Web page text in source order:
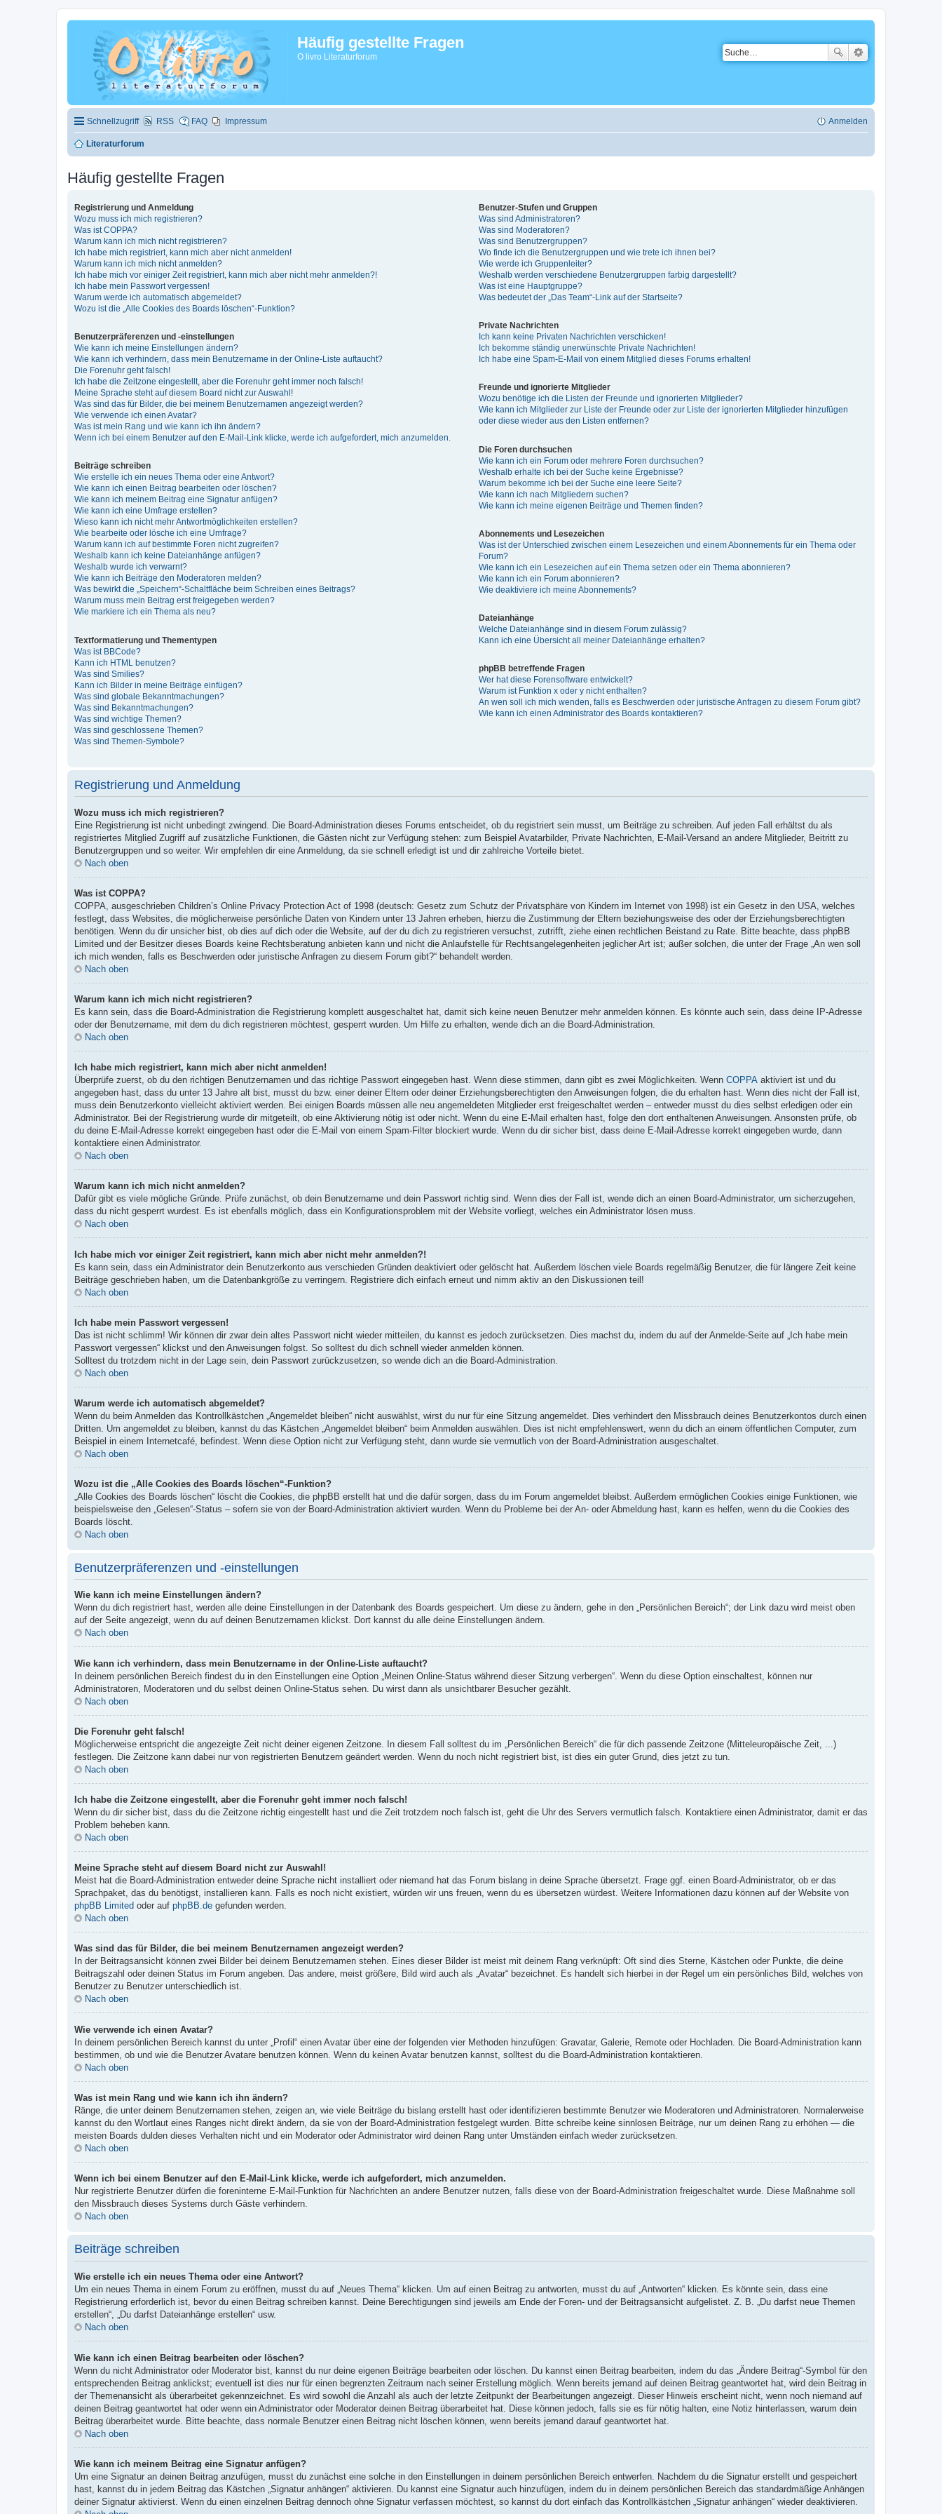
Häufig gestellte Fragen
O livro Literaturforum
Schnellzugriff RSS FAQ Impressum Anmelden
Literaturforum
Häufig gestellte Fragen
Registrierung und Anmeldung
Wozu muss ich mich registrieren?
Was ist COPPA?
Warum kann ich mich nicht registrieren?
Ich habe mich registriert, kann mich aber nicht anmelden!
Warum kann ich mich nicht anmelden?
Ich habe mich vor einiger Zeit registriert, kann mich aber nicht mehr anmelden?!
Ich habe mein Passwort vergessen!
Warum werde ich automatisch abgemeldet?
Wozu ist die „Alle Cookies des Boards löschen“-Funktion?
Benutzerpräferenzen und -einstellungen
Wie kann ich meine Einstellungen ändern?
Wie kann ich verhindern, dass mein Benutzername in der Online-Liste auftaucht?
Die Forenuhr geht falsch!
Ich habe die Zeitzone eingestellt, aber die Forenuhr geht immer noch falsch!
Meine Sprache steht auf diesem Board nicht zur Auswahl!
Was sind das für Bilder, die bei meinem Benutzernamen angezeigt werden?
Wie verwende ich einen Avatar?
Was ist mein Rang und wie kann ich ihn ändern?
Wenn ich bei einem Benutzer auf den E-Mail-Link klicke, werde ich aufgefordert, mich anzumelden.
Beiträge schreiben
Wie erstelle ich ein neues Thema oder eine Antwort?
Wie kann ich einen Beitrag bearbeiten oder löschen?
Wie kann ich meinem Beitrag eine Signatur anfügen?
Wie kann ich eine Umfrage erstellen?
Wieso kann ich nicht mehr Antwortmöglichkeiten erstellen?
Wie bearbeite oder lösche ich eine Umfrage?
Warum kann ich auf bestimmte Foren nicht zugreifen?
Weshalb kann ich keine Dateianhänge anfügen?
Weshalb wurde ich verwarnt?
Wie kann ich Beiträge den Moderatoren melden?
Was bewirkt die „Speichern“-Schaltfläche beim Schreiben eines Beitrags?
Warum muss mein Beitrag erst freigegeben werden?
Wie markiere ich ein Thema als neu?
Textformatierung und Thementypen
Was ist BBCode?
Kann ich HTML benutzen?
Was sind Smilies?
Kann ich Bilder in meine Beiträge einfügen?
Was sind globale Bekanntmachungen?
Was sind Bekanntmachungen?
Was sind wichtige Themen?
Was sind geschlossene Themen?
Was sind Themen-Symbole?
Benutzer-Stufen und Gruppen
Was sind Administratoren?
Was sind Moderatoren?
Was sind Benutzergruppen?
Wo finde ich die Benutzergruppen und wie trete ich ihnen bei?
Wie werde ich Gruppenleiter?
Weshalb werden verschiedene Benutzergruppen farbig dargestellt?
Was ist eine Hauptgruppe?
Was bedeutet der „Das Team“-Link auf der Startseite?
Private Nachrichten
Ich kann keine Privaten Nachrichten verschicken!
Ich bekomme ständig unerwünschte Private Nachrichten!
Ich habe eine Spam-E-Mail von einem Mitglied dieses Forums erhalten!
Freunde und ignorierte Mitglieder
Wozu benötige ich die Listen der Freunde und ignorierten Mitglieder?
Wie kann ich Mitglieder zur Liste der Freunde oder zur Liste der ignorierten Mitglieder hinzufügen
oder diese wieder aus den Listen entfernen?
Die Foren durchsuchen
Wie kann ich ein Forum oder mehrere Foren durchsuchen?
Weshalb erhalte ich bei der Suche keine Ergebnisse?
Warum bekomme ich bei der Suche eine leere Seite?
Wie kann ich nach Mitgliedern suchen?
Wie kann ich meine eigenen Beiträge und Themen finden?
Abonnements und Lesezeichen
Was ist der Unterschied zwischen einem Lesezeichen und einem Abonnements für ein Thema oder
Forum?
Wie kann ich ein Lesezeichen auf ein Thema setzen oder ein Thema abonnieren?
Wie kann ich ein Forum abonnieren?
Wie deaktiviere ich meine Abonnements?
Dateianhänge
Welche Dateianhänge sind in diesem Forum zulässig?
Kann ich eine Übersicht all meiner Dateianhänge erhalten?
phpBB betreffende Fragen
Wer hat diese Forensoftware entwickelt?
Warum ist Funktion x oder y nicht enthalten?
An wen soll ich mich wenden, falls es Beschwerden oder juristische Anfragen zu diesem Forum gibt?
Wie kann ich einen Administrator des Boards kontaktieren?
Registrierung und Anmeldung
Wozu muss ich mich registrieren?
Eine Registrierung ist nicht unbedingt zwingend. Die Board-Administration dieses Forums entscheidet, ob du registriert sein musst, um Beiträge zu schreiben. Auf jeden Fall erhältst du als
registriertes Mitglied Zugriff auf zusätzliche Funktionen, die Gästen nicht zur Verfügung stehen: zum Beispiel Avatarbilder, Private Nachrichten, E-Mail-Versand an andere Mitglieder, Beitritt zu
Benutzergruppen und so weiter. Wir empfehlen dir eine Anmeldung, da sie schnell erledigt ist und dir zahlreiche Vorteile bietet.
Nach oben
Was ist COPPA?
COPPA, ausgeschrieben Children’s Online Privacy Protection Act of 1998 (deutsch: Gesetz zum Schutz der Privatsphäre von Kindern im Internet von 1998) ist ein Gesetz in den USA, welches
festlegt, dass Websites, die möglicherweise persönliche Daten von Kindern unter 13 Jahren erheben, hierzu die Zustimmung der Eltern beziehungsweise des oder der Erziehungsberechtigten
benötigen. Wenn du dir unsicher bist, ob dies auf dich oder die Website, auf der du dich zu registrieren versuchst, zutrifft, ziehe einen rechtlichen Beistand zu Rate. Bitte beachte, dass phpBB
Limited und der Besitzer dieses Boards keine Rechtsberatung anbieten kann und nicht die Anlaufstelle für Rechtsangelegenheiten jeglicher Art ist; außer solchen, die unter der Frage „An wen soll
ich mich wenden, falls es Beschwerden oder juristische Anfragen zu diesem Forum gibt?“ behandelt werden.
Nach oben
Warum kann ich mich nicht registrieren?
Es kann sein, dass die Board-Administration die Registrierung komplett ausgeschaltet hat, damit sich keine neuen Benutzer mehr anmelden können. Es könnte auch sein, dass deine IP-Adresse
oder der Benutzername, mit dem du dich registrieren möchtest, gesperrt wurden. Um Hilfe zu erhalten, wende dich an die Board-Administration.
Nach oben
Ich habe mich registriert, kann mich aber nicht anmelden!
Überprüfe zuerst, ob du den richtigen Benutzernamen und das richtige Passwort eingegeben hast. Wenn diese stimmen, dann gibt es zwei Möglichkeiten. Wenn COPPA aktiviert ist und du
angegeben hast, dass du unter 13 Jahre alt bist, musst du bzw. einer deiner Eltern oder deiner Erziehungsberechtigten den Anweisungen folgen, die du erhalten hast. Wenn dies nicht der Fall ist,
muss dein Benutzerkonto vielleicht aktiviert werden. Bei einigen Boards müssen alle neu angemeldeten Mitglieder erst freigeschaltet werden – entweder musst du dies selbst erledigen oder ein
Administrator. Bei der Registrierung wurde dir mitgeteilt, ob eine Aktivierung nötig ist oder nicht. Wenn du eine E-Mail erhalten hast, folge den dort enthaltenen Anweisungen. Ansonsten prüfe, ob
du deine E-Mail-Adresse korrekt eingegeben hast oder die E-Mail von einem Spam-Filter blockiert wurde. Wenn du dir sicher bist, dass deine E-Mail-Adresse korrekt eingegeben wurde, dann
kontaktiere einen Administrator.
Nach oben
Warum kann ich mich nicht anmelden?
Dafür gibt es viele mögliche Gründe. Prüfe zunächst, ob dein Benutzername und dein Passwort richtig sind. Wenn dies der Fall ist, wende dich an einen Board-Administrator, um sicherzugehen,
dass du nicht gesperrt wurdest. Es ist ebenfalls möglich, dass ein Konfigurationsproblem mit der Website vorliegt, welches ein Administrator lösen muss.
Nach oben
Ich habe mich vor einiger Zeit registriert, kann mich aber nicht mehr anmelden?!
Es kann sein, dass ein Administrator dein Benutzerkonto aus verschieden Gründen deaktiviert oder gelöscht hat. Außerdem löschen viele Boards regelmäßig Benutzer, die für längere Zeit keine
Beiträge geschrieben haben, um die Datenbankgröße zu verringern. Registriere dich einfach erneut und nimm aktiv an den Diskussionen teil!
Nach oben
Ich habe mein Passwort vergessen!
Das ist nicht schlimm! Wir können dir zwar dein altes Passwort nicht wieder mitteilen, du kannst es jedoch zurücksetzen. Dies machst du, indem du auf der Anmelde-Seite auf „Ich habe mein
Passwort vergessen“ klickst und den Anweisungen folgst. So solltest du dich schnell wieder anmelden können.
Solltest du trotzdem nicht in der Lage sein, dein Passwort zurückzusetzen, so wende dich an die Board-Administration.
Nach oben
Warum werde ich automatisch abgemeldet?
Wenn du beim Anmelden das Kontrollkästchen „Angemeldet bleiben“ nicht auswählst, wirst du nur für eine Sitzung angemeldet. Dies verhindert den Missbrauch deines Benutzerkontos durch einen
Dritten. Um angemeldet zu bleiben, kannst du das Kästchen „Angemeldet bleiben“ beim Anmelden auswählen. Dies ist nicht empfehlenswert, wenn du dich an einem öffentlichen Computer, zum
Beispiel in einem Internetcafé, befindest. Wenn diese Option nicht zur Verfügung steht, dann wurde sie vermutlich von der Board-Administration ausgeschaltet.
Nach oben
Wozu ist die „Alle Cookies des Boards löschen“-Funktion?
„Alle Cookies des Boards löschen“ löscht die Cookies, die phpBB erstellt hat und die dafür sorgen, dass du im Forum angemeldet bleibst. Außerdem ermöglichen Cookies einige Funktionen, wie
beispielsweise den „Gelesen“-Status – sofern sie von der Board-Administration aktiviert wurden. Wenn du Probleme bei der An- oder Abmeldung hast, kann es helfen, wenn du die Cookies des
Boards löscht.
Nach oben
Benutzerpräferenzen und -einstellungen
Wie kann ich meine Einstellungen ändern?
Wenn du dich registriert hast, werden alle deine Einstellungen in der Datenbank des Boards gespeichert. Um diese zu ändern, gehe in den „Persönlichen Bereich“; der Link dazu wird meist oben
auf der Seite angezeigt, wenn du auf deinen Benutzernamen klickst. Dort kannst du alle deine Einstellungen ändern.
Nach oben
Wie kann ich verhindern, dass mein Benutzername in der Online-Liste auftaucht?
In deinem persönlichen Bereich findest du in den Einstellungen eine Option „Meinen Online-Status während dieser Sitzung verbergen“. Wenn du diese Option einschaltest, können nur
Administratoren, Moderatoren und du selbst deinen Online-Status sehen. Du wirst dann als unsichtbarer Besucher gezählt.
Nach oben
Die Forenuhr geht falsch!
Möglicherweise entspricht die angezeigte Zeit nicht deiner eigenen Zeitzone. In diesem Fall solltest du im „Persönlichen Bereich“ die für dich passende Zeitzone (Mitteleuropäische Zeit, ...)
festlegen. Die Zeitzone kann dabei nur von registrierten Benutzern geändert werden. Wenn du noch nicht registriert bist, ist dies ein guter Grund, dies jetzt zu tun.
Nach oben
Ich habe die Zeitzone eingestellt, aber die Forenuhr geht immer noch falsch!
Wenn du dir sicher bist, dass du die Zeitzone richtig eingestellt hast und die Zeit trotzdem noch falsch ist, geht die Uhr des Servers vermutlich falsch. Kontaktiere einen Administrator, damit er das
Problem beheben kann.
Nach oben
Meine Sprache steht auf diesem Board nicht zur Auswahl!
Meist hat die Board-Administration entweder deine Sprache nicht installiert oder niemand hat das Forum bislang in deine Sprache übersetzt. Frage ggf. einen Board-Administrator, ob er das
Sprachpaket, das du benötigst, installieren kann. Falls es noch nicht existiert, würden wir uns freuen, wenn du es übersetzen würdest. Weitere Informationen dazu können auf der Website von
phpBB Limited oder auf phpBB.de gefunden werden.
Nach oben
Was sind das für Bilder, die bei meinem Benutzernamen angezeigt werden?
In der Beitragsansicht können zwei Bilder bei deinem Benutzernamen stehen. Eines dieser Bilder ist meist mit deinem Rang verknüpft: Oft sind dies Sterne, Kästchen oder Punkte, die deine
Beitragszahl oder deinen Status im Forum angeben. Das andere, meist größere, Bild wird auch als „Avatar“ bezeichnet. Es handelt sich hierbei in der Regel um ein persönliches Bild, welches von
Benutzer zu Benutzer unterschiedlich ist.
Nach oben
Wie verwende ich einen Avatar?
In deinem persönlichen Bereich kannst du unter „Profil“ einen Avatar über eine der folgenden vier Methoden hinzufügen: Gravatar, Galerie, Remote oder Hochladen. Die Board-Administration kann
bestimmen, ob und wie die Benutzer Avatare benutzen können. Wenn du keinen Avatar benutzen kannst, solltest du die Board-Administration kontaktieren.
Nach oben
Was ist mein Rang und wie kann ich ihn ändern?
Ränge, die unter deinem Benutzernamen stehen, zeigen an, wie viele Beiträge du bislang erstellt hast oder identifizieren bestimmte Benutzer wie Moderatoren und Administratoren. Normalerweise
kannst du den Wortlaut eines Ranges nicht direkt ändern, da sie von der Board-Administration festgelegt wurden. Bitte schreibe keine sinnlosen Beiträge, nur um deinen Rang zu erhöhen — die
meisten Boards dulden dieses Verhalten nicht und ein Moderator oder Administrator wird deinen Rang unter Umständen einfach wieder zurücksetzen.
Nach oben
Wenn ich bei einem Benutzer auf den E-Mail-Link klicke, werde ich aufgefordert, mich anzumelden.
Nur registrierte Benutzer dürfen die foreninterne E-Mail-Funktion für Nachrichten an andere Benutzer nutzen, falls diese von der Board-Administration freigeschaltet wurde. Diese Maßnahme soll
den Missbrauch dieses Systems durch Gäste verhindern.
Nach oben
Beiträge schreiben
Wie erstelle ich ein neues Thema oder eine Antwort?
Um ein neues Thema in einem Forum zu eröffnen, musst du auf „Neues Thema“ klicken. Um auf einen Beitrag zu antworten, musst du auf „Antworten“ klicken. Es könnte sein, dass eine
Registrierung erforderlich ist, bevor du einen Beitrag schreiben kannst. Deine Berechtigungen sind jeweils am Ende der Foren- und der Beitragsansicht aufgelistet. Z. B. „Du darfst neue Themen
erstellen“, „Du darfst Dateianhänge erstellen“ usw.
Nach oben
Wie kann ich einen Beitrag bearbeiten oder löschen?
Wenn du nicht Administrator oder Moderator bist, kannst du nur deine eigenen Beiträge bearbeiten oder löschen. Du kannst einen Beitrag bearbeiten, indem du das „Ändere Beitrag“-Symbol für den
entsprechenden Beitrag anklickst; eventuell ist dies nur für einen begrenzten Zeitraum nach seiner Erstellung möglich. Wenn bereits jemand auf deinen Beitrag geantwortet hat, wird dein Beitrag in
der Themenansicht als überarbeitet gekennzeichnet. Es wird sowohl die Anzahl als auch der letzte Zeitpunkt der Bearbeitungen angezeigt. Dieser Hinweis erscheint nicht, wenn noch niemand auf
deinen Beitrag geantwortet hat oder wenn ein Administrator oder Moderator deinen Beitrag überarbeitet hat. Diese können jedoch, falls sie es für nötig halten, eine Notiz hinterlassen, warum dein
Beitrag überarbeitet wurde. Bitte beachte, dass normale Benutzer einen Beitrag nicht löschen können, wenn bereits jemand darauf geantwortet hat.
Nach oben
Wie kann ich meinem Beitrag eine Signatur anfügen?
Um eine Signatur an deinen Beitrag anzufügen, musst du zunächst eine solche in den Einstellungen in deinem persönlichen Bereich entwerfen. Nachdem du die Signatur erstellt und gespeichert
hast, kannst du in jedem Beitrag das Kästchen „Signatur anhängen“ aktivieren. Du kannst eine Signatur auch hinzufügen, indem du in deinem persönlichen Bereich das standardmäßige Anhängen
deiner Signatur aktivierst. Wenn du einen einzelnen Beitrag dennoch ohne Signatur verfassen möchtest, so kannst du dort einfach das Kontrollkästchen „Signatur anhängen“ wieder deaktivieren.